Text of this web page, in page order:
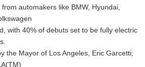
automakers like BMW, Hyundai,
with 40% of debuts set to be fully electric
the Mayor of Los Angeles, Eric Garcetti;